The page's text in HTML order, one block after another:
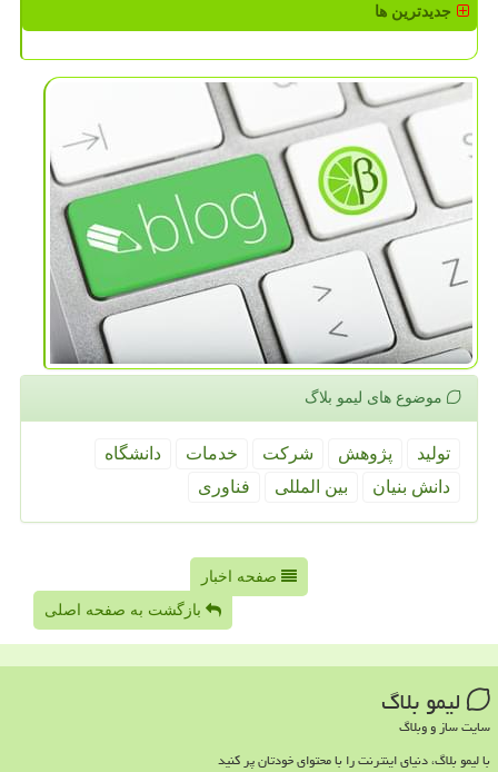
جدیدترین ها
موضوع های لیمو بلاگ
تولید پژوهش شركت خدمات
دانشگاه
دانش بنیان
بین المللی فناوری
صفحه اخبار
بازگشت به صفحه اصلی
لیمو بلاگ
سایت ساز و وبلاگ
با لیمو بلاگ، دنیای اینترنت را با محتوای خودتان پر کنید